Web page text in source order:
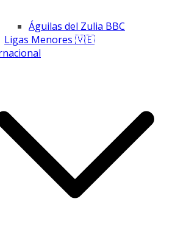
Águilas del Zulia BBC
Ligas Menores 🇻🇪